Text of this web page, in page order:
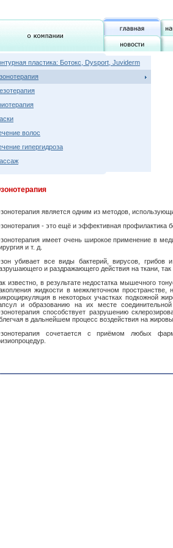
пластика: Ботокс, Dysport, Juviderm
волос
гипергидроза
является одним из методов,
- это ещё и эффективная профилактика
имеет очень широкое применение в
и т. д.
убивает все виды бактерий, вирусов, грибов
и раздражающего действия на ткани,
известно, в результате недостатка мышечного
жидкости в межклеточном
в некоторых участках подкожной
и образованию на их месте
способствует разрушению
в дальнейшем процесс воздействия на
сочетается с приёмом любых